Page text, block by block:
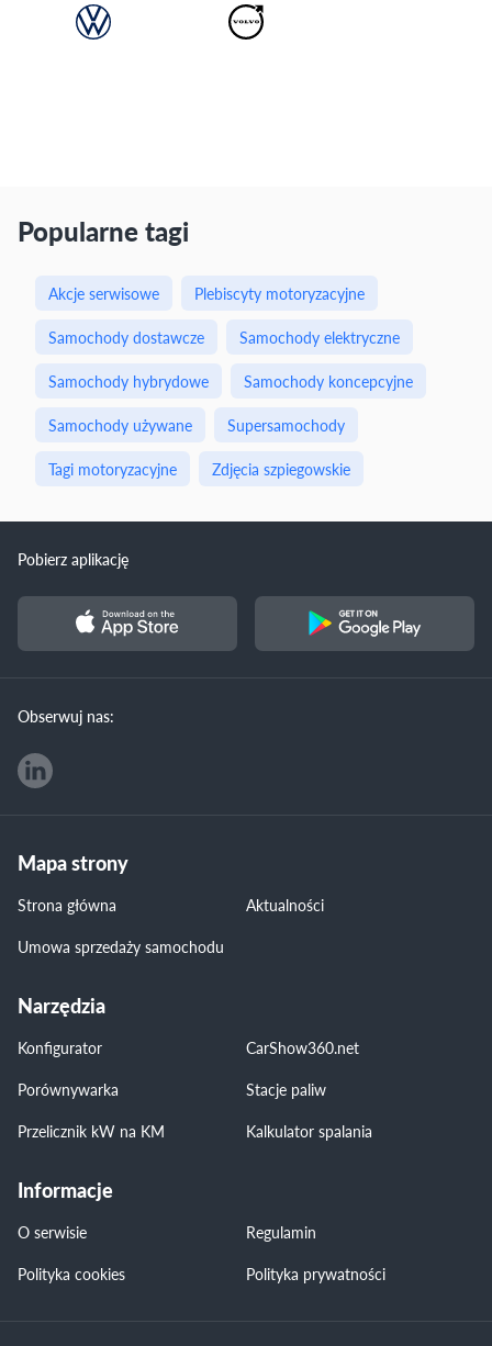
Popularne tagi
Akcje serwisowe
Plebiscyty motoryzacyjne
Samochody dostawcze
Samochody elektryczne
Samochody hybrydowe
Samochody koncepcyjne
Samochody używane
Supersamochody
Tagi motoryzacyjne
Zdjęcia szpiegowskie
Pobierz aplikację
Obserwuj nas:
Mapa strony
Strona główna
Aktualności
Umowa sprzedaży samochodu
Narzędzia
Konfigurator
CarShow360.net
Porównywarka
Stacje paliw
Przelicznik kW na KM
Kalkulator spalania
Informacje
O serwisie
Regulamin
Polityka cookies
Polityka prywatności